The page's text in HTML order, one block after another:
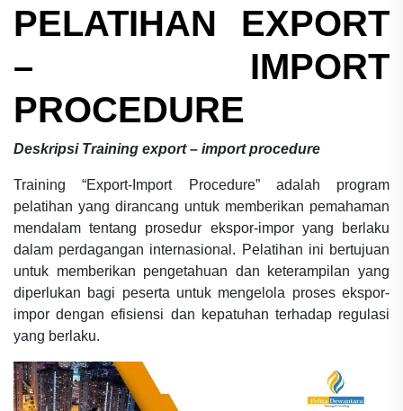
PELATIHAN EXPORT
– IMPORT
PROCEDURE
Deskripsi Training export – import procedure
Training “Export-Import Procedure” adalah program
pelatihan yang dirancang untuk memberikan pemahaman
mendalam tentang prosedur ekspor-impor yang berlaku
dalam perdagangan internasional. Pelatihan ini bertujuan
untuk memberikan pengetahuan dan keterampilan yang
diperlukan bagi peserta untuk mengelola proses ekspor-
impor dengan efisiensi dan kepatuhan terhadap regulasi
yang berlaku.